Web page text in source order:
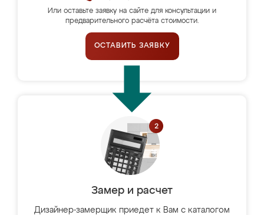
Или оставьте заявку на сайте для консультации и
предварительного расчёта стоимости.
ОСТАВИТЬ ЗАЯВКУ
Замер и расчет
Дизайнер-замерщик приедет к Вам с каталогом